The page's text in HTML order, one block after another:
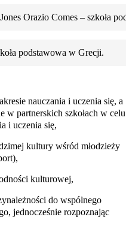
Orazio Comes – szkoła
podstawowa w Grecji.
nauczania i uczenia się, a
w partnerskich szkołach w celu
i uczenia się,
kultury wśród młodzieży
kulturowej,
do wspólnego
jednocześnie rozpoznając